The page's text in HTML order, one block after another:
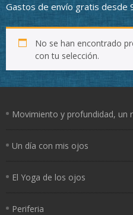
Gastos de envío gratis desde
No se han encontrado
con tu selección.
Movimiento y profundidad, un
Un día con mis ojos
El Yoga de los ojos
Periferia